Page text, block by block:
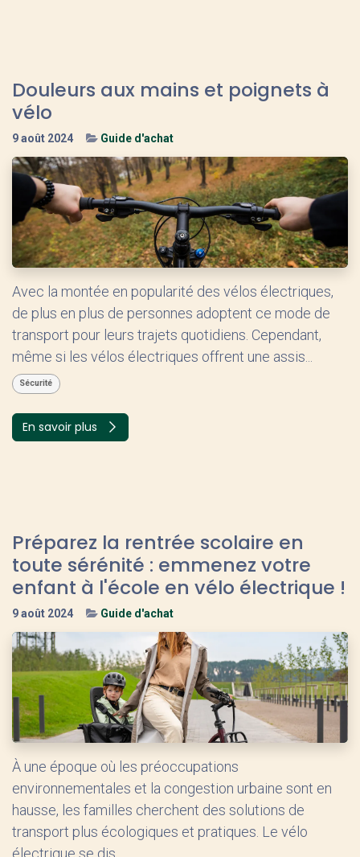
Douleurs aux mains et poignets à
vélo
9 août 2024 Guide d'achat
Avec la montée en popularité des vélos électriques,
de plus en plus de personnes adoptent ce mode de
transport pour leurs trajets quotidiens. Cependant,
même si les vélos électriques offrent une assis...
Sécurité
En savoir plus
Préparez la rentrée scolaire en
toute sérénité : emmenez votre
enfant à l'école en vélo électrique !
9 août 2024 Guide d'achat
À une époque où les préoccupations
environnementales et la congestion urbaine sont en
hausse, les familles cherchent des solutions de
transport plus écologiques et pratiques. Le vélo
électrique se dis...